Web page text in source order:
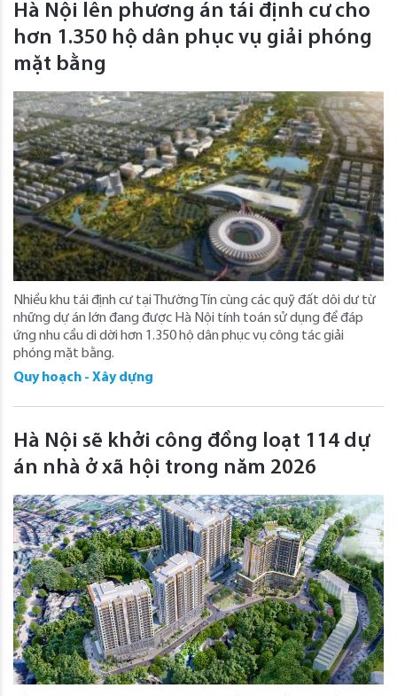
Hà Nội lên phương án tái định cư cho
hơn 1.350 hộ dân phục vụ giải phóng
mặt bằng
Nhiều khu tái định cư tại Thường Tín cùng các quỹ đất dôi dư từ
những dự án lớn đang được Hà Nội tính toán sử dụng để đáp
ứng nhu cầu di dời hơn 1.350 hộ dân phục vụ công tác giải
phóng mặt bằng.
Quy hoạch - Xây dựng
Hà Nội sẽ khởi công đồng loạt 114 dự
án nhà ở xã hội trong năm 2026